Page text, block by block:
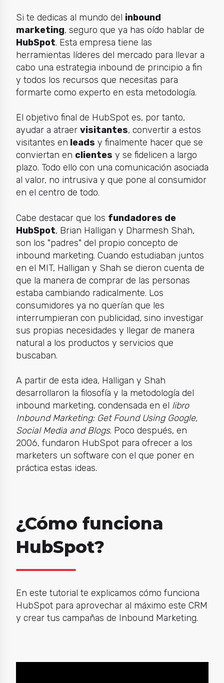
Si te dedicas al mundo del inbound
marketing, seguro que ya has oído hablar de
HubSpot. Esta empresa tiene las
herramientas líderes del mercado para llevar a
cabo una estrategia inbound de principio a fin
y todos los recursos que necesitas para
formarte como experto en esta metodología.
El objetivo final de HubSpot es, por tanto,
ayudar a atraer visitantes, convertir a estos
visitantes en leads y finalmente hacer que se
conviertan en clientes y se fidelicen a largo
plazo. Todo ello con una comunicación asociada
al valor, no intrusiva y que pone al consumidor
en el centro de todo.
Cabe destacar que los fundadores de
HubSpot, Brian Halligan y Dharmesh Shah,
son los "padres" del propio concepto de
inbound marketing. Cuando estudiaban juntos
en el MIT, Halligan y Shah se dieron cuenta de
que la manera de comprar de las personas
estaba cambiando radicalmente. Los
consumidores ya no querían que les
interrumpieran con publicidad, sino investigar
sus propias necesidades y llegar de manera
natural a los productos y servicios que
buscaban.
A partir de esta idea, Halligan y Shah
desarrollaron la filosofía y la metodología del
inbound marketing, condensada en el libro
Inbound Marketing: Get Found Using Google,
Social Media and Blogs. Poco después, en
2006, fundaron HubSpot para ofrecer a los
marketers un software con el que poner en
práctica estas ideas.
¿Cómo funciona
HubSpot?
En este tutorial te explicamos cómo funciona
HubSpot para aprovechar al máximo este CRM
y crear tus campañas de Inbound Marketing.